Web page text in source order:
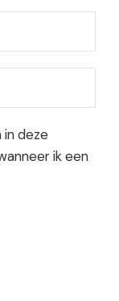
in deze
ik een